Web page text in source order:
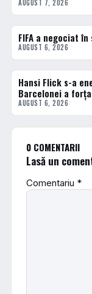
AUGUST 7, 2026
FOTBAL EXTERN
FIFA a negociat
AUGUST 6, 2026
FOTBAL EXTERN
Hansi Flick s-a
Barcelonei a
AUGUST 6, 2026
0 COMENTARII
Lasă un
Comentariu *